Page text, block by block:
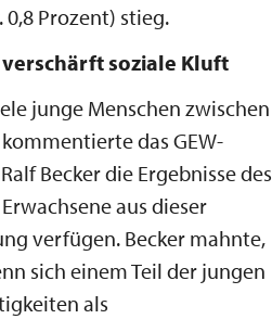
Prozent) stieg.
soziale Kluft
junge Menschen zwischen
das GEW-
Becker die Ergebnisse des
aus dieser
verfügen. Becker mahnte,
sich einem Teil der jungen
als